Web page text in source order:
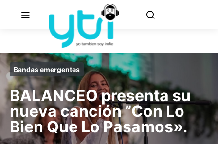
Bandas emergentes
BALANCEO presenta su
nueva canción ”Con Lo
Bien Que Lo Pasamos».